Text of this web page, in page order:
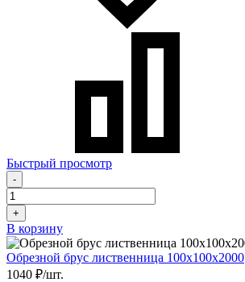
Быстрый просмотр
-
+
В корзину
Обрезной брус лиственница 100х100х2000
1040 ₽/шт.